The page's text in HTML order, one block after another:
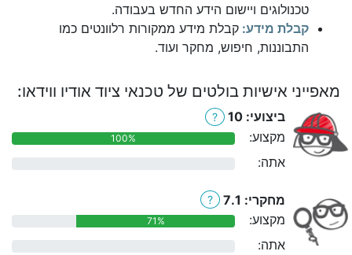
טכנולוגים ויישום הידע החדש בעבודה.
קבלת מידע: קבלת מידע ממקורות רלוונטים כמו
התבוננות, חיפוש, מחקר ועוד.
מאפייני אישיות בולטים של טכנאי ציוד אודיו ווידאו:
ביצועי: 10 ?
מקצוע: 100%
אתה:
מחקרי: 7.1 ?
מקצוע: 71%
אתה: